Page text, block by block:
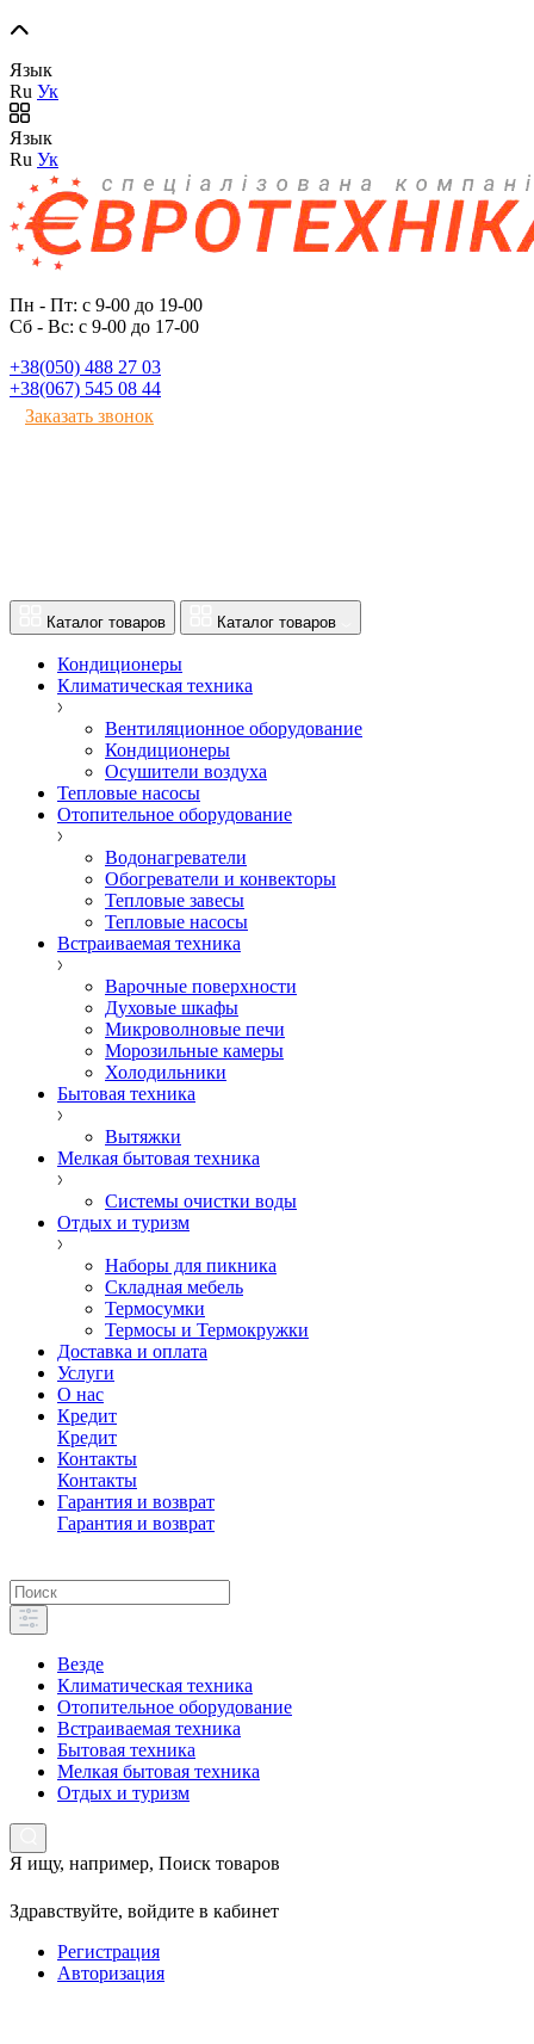
Язык
Ru Ук
Язык
Ru Ук
Пн - Пт: с 9-00 до 19-00
Сб - Вс: с 9-00 до 17-00
+38(050) 488 27 03
+38(067) 545 08 44
Заказать звонок
Каталог товаров Каталог товаров
Кондиционеры
Климатическая техника
Вентиляционное оборудование
Кондиционеры
Осушители воздуха
Тепловые насосы
Отопительное оборудование
Водонагреватели
Обогреватели и конвекторы
Тепловые завесы
Тепловые насосы
Встраиваемая техника
Варочные поверхности
Духовые шкафы
Микроволновые печи
Морозильные камеры
Холодильники
Бытовая техника
Вытяжки
Мелкая бытовая техника
Системы очистки воды
Отдых и туризм
Наборы для пикника
Складная мебель
Термосумки
Термосы и Термокружки
Доставка и оплата
Услуги
О нас
Кредит
Кредит
Контакты
Контакты
Гарантия и возврат
Гарантия и возврат
Везде
Климатическая техника
Отопительное оборудование
Встраиваемая техника
Бытовая техника
Мелкая бытовая техника
Отдых и туризм
Я ищу, например, Поиск товаров
Здравствуйте, войдите в кабинет
Регистрация
Авторизация